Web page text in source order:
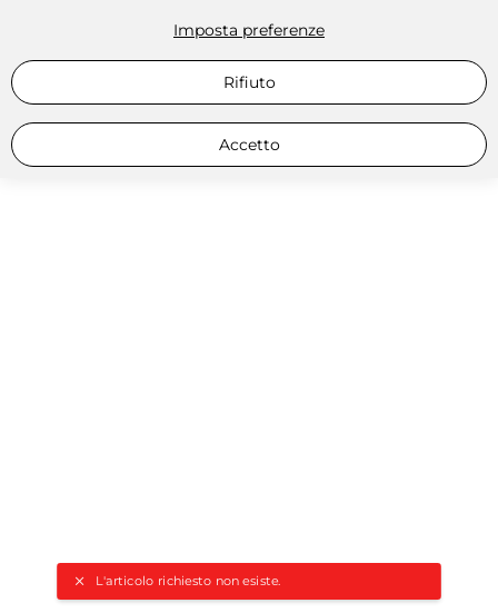
L'articolo richiesto non esiste.
Imposta preferenze
Rifiuto
Accetto